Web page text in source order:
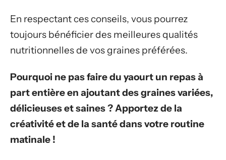
En respectant ces conseils, vous pourrez
toujours bénéficier des meilleures qualités
nutritionnelles de vos graines préférées.
Pourquoi ne pas faire du yaourt un repas à
part entière en ajoutant des graines variées,
délicieuses et saines ? Apportez de la
créativité et de la santé dans votre routine
matinale !